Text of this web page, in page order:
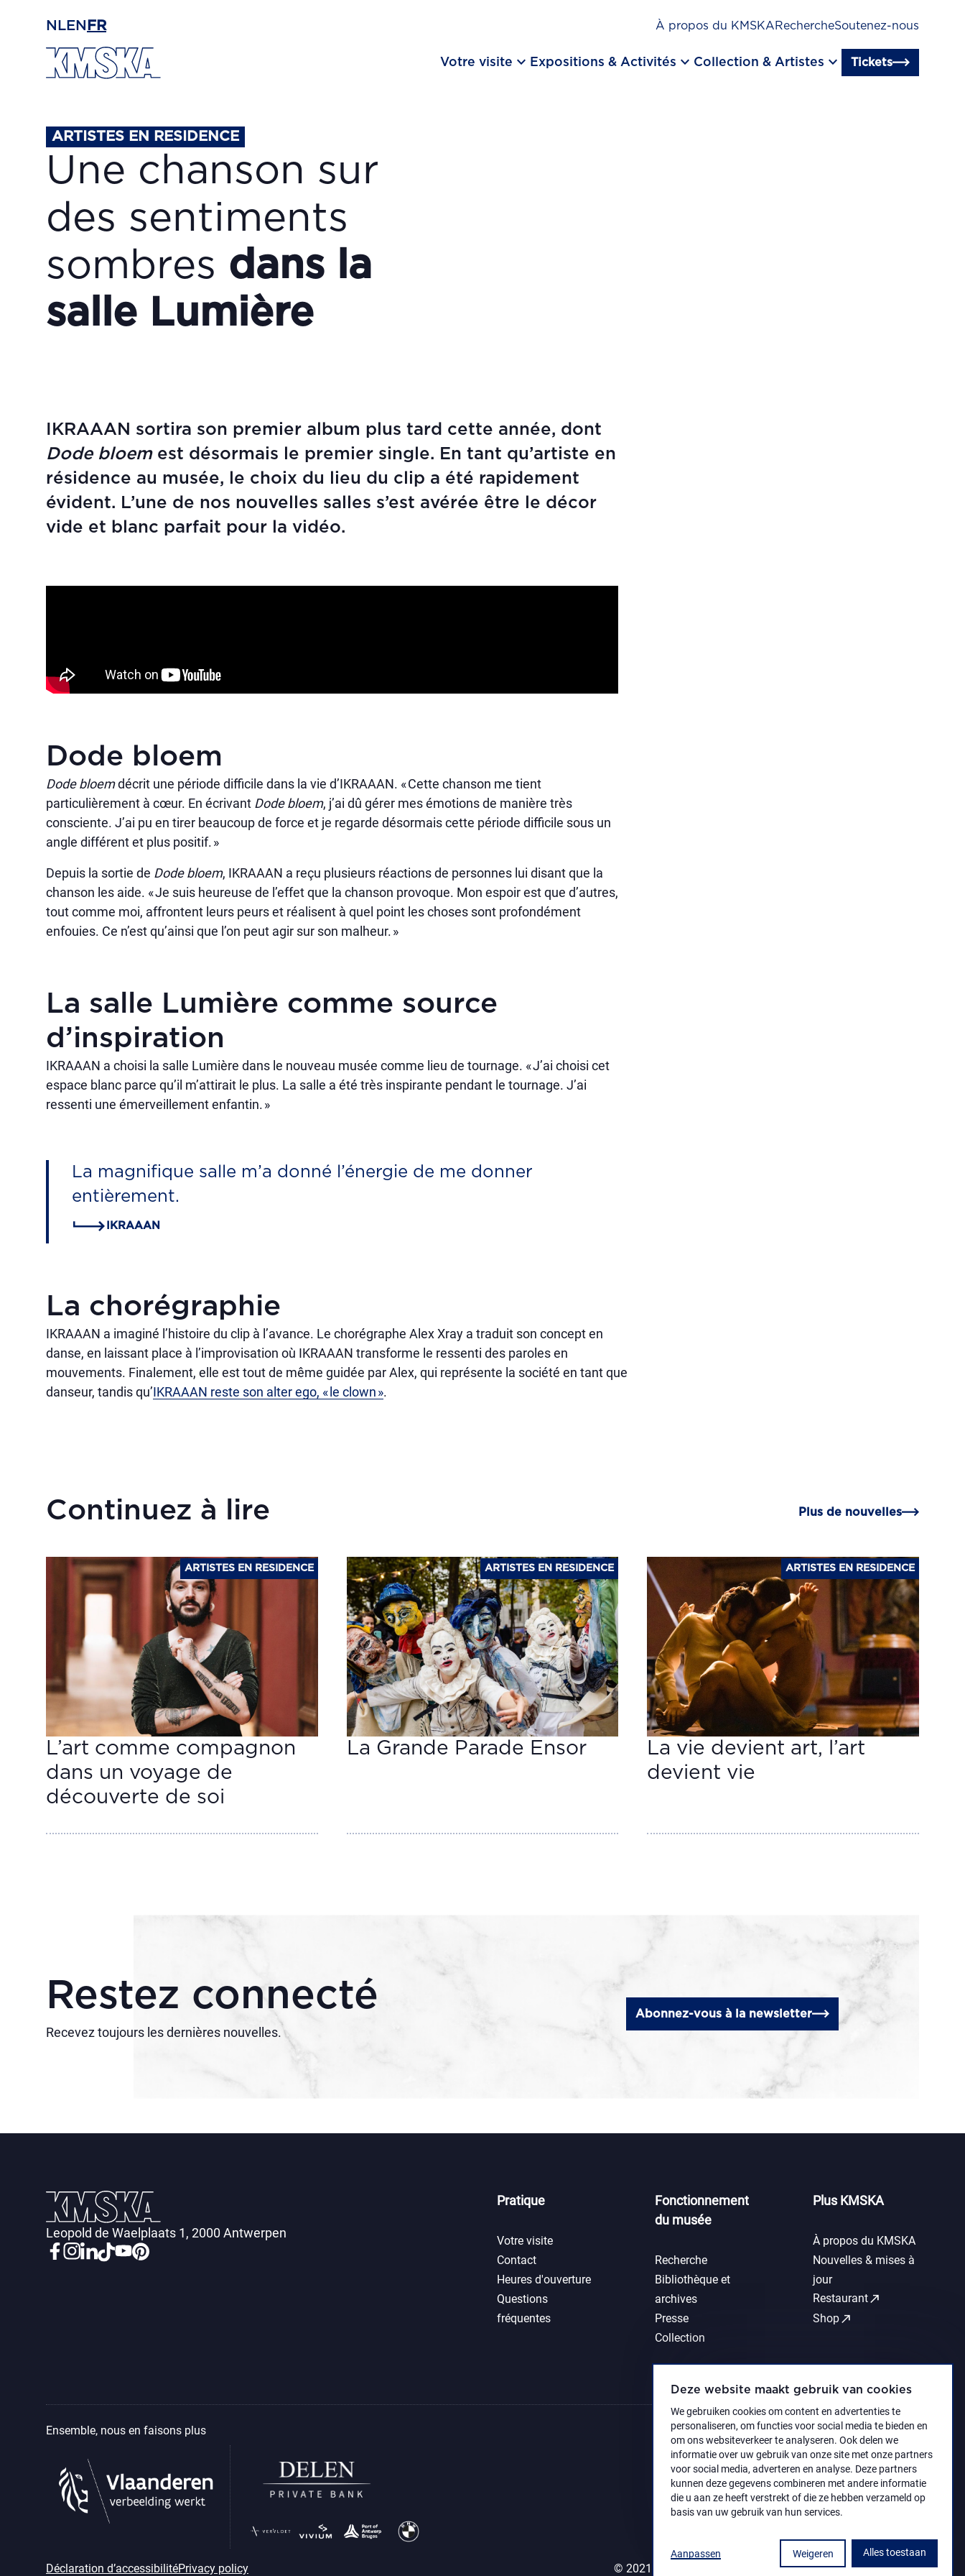
Deze website maakt gebruik van cookies
We gebruiken cookies om content en advertenties te
personaliseren, om functies voor social media te bieden en
om ons websiteverkeer te analyseren. Ook delen we
informatie over uw gebruik van onze site met onze partners
voor social media, adverteren en analyse. Deze partners
kunnen deze gegevens combineren met andere informatie
die u aan ze heeft verstrekt of die ze hebben verzameld op
basis van uw gebruik van hun services.
Aanpassen Weigeren Alles toestaan
NL EN FR À propos du KMSKARechercheSoutenez-nous
Votre visite keyboard_arrow_down Expositions & Activités keyboard_arrow_down Collection & Artistes keyboard_arrow_down Tickets
ARTISTES EN RESIDENCE
Une chanson sur
des sentiments
sombres dans la
salle Lumière
IKRAAAN sortira son premier album plus tard cette année, dont
Dode bloemest désormais le premier single. En tant qu’artiste en
résidence au musée, le choix du lieu du clip a été rapidement
évident. L’une de nos nouvelles salles s’est avérée être le décor
vide et blanc parfait pour la vidéo.
Dode bloem
Dode bloemdécrit une période difficile dans la vie d’IKRAAAN. « Cette chanson me tient
particulièrement à cœur. En écrivant Dode bloem, j’ai dû gérer mes émotions de manière très
consciente. J’ai pu en tirer beaucoup de force et je regarde désormais cette période difficile sous un
angle différent et plus positif. »
Depuis la sortie de Dode bloem, IKRAAAN a reçu plusieurs réactions de personnes lui disant que la
chanson les aide. « Je suis heureuse de l’effet que la chanson provoque. Mon espoir est que d’autres,
tout comme moi, affrontent leurs peurs et réalisent à quel point les choses sont profondément
enfouies. Ce n’est qu’ainsi que l’on peut agir sur son malheur. »
La salle Lumière comme source
d’inspiration
IKRAAAN a choisi la salle Lumière dans le nouveau musée comme lieu de tournage. « J’ai choisi cet
espace blanc parce qu’il m’attirait le plus. La salle a été très inspirante pendant le tournage. J’ai
ressenti une émerveillement enfantin. »
La magnifique salle m’a donné l’énergie de me donner
entièrement.
IKRAAAN
La chorégraphie
IKRAAAN a imaginé l’histoire du clip à l’avance. Le chorégraphe Alex Xray a traduit son concept en
danse, en laissant place à l’improvisation où IKRAAAN transforme le ressenti des paroles en
mouvements. Finalement, elle est tout de même guidée par Alex, qui représente la société en tant que
danseur, tandis qu’IKRAAAN reste son alter ego, « le clown ».
Continuez à lire Plus de nouvelles
ARTISTES EN RESIDENCE
L’art comme compagnon
dans un voyage de
découverte de soi
ARTISTES EN RESIDENCE
La Grande Parade Ensor
ARTISTES EN RESIDENCE
La vie devient art, l’art
devient vie
Restez connecté
Recevez toujours les dernières nouvelles.
Abonnez-vous à la newsletter
Leopold de Waelplaats 1, 2000 Antwerpen
Pratique
Votre visite
Contact
Heures d'ouverture
Questions
fréquentes
Fonctionnement
du musée
Recherche
Bibliothèque et
archives
Presse
Collection
Plus KMSKA
À propos du KMSKA
Nouvelles & mises à
jour
Restaurantcall_made
Shopcall_made
Ensemble, nous en faisons plus
Déclaration d’accessibilitéPrivacy policy © 2021 Koninklijk Museum voor Schone Kunsten Antwerpen